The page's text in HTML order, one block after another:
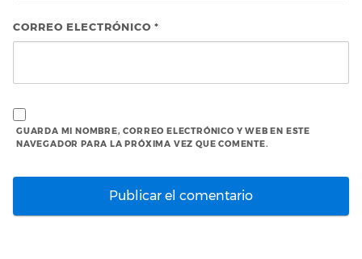
CORREO ELECTRÓNICO *
GUARDA MI NOMBRE, CORREO ELECTRÓNICO Y WEB EN ESTE
NAVEGADOR PARA LA PRÓXIMA VEZ QUE COMENTE.